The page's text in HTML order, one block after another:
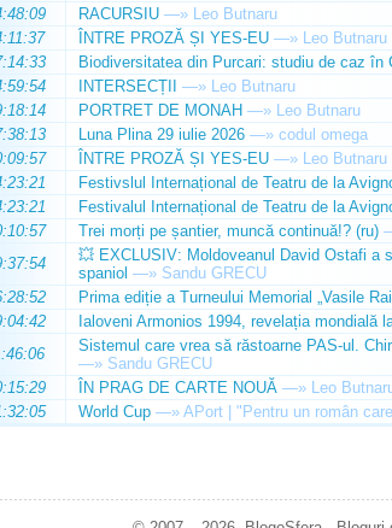
RACURSIU —» Leo Butnaru
ÎNTRE PROZĂ ȘI YES-EU —» Leo Butnaru
Biodiversitatea din Purcari: studiu de caz în
INTERSECȚII —» Leo Butnaru
PORTRET DE MONAH —» Leo Butnaru
Luna Plina 29 iulie 2026 —» codul omega
ÎNTRE PROZĂ ȘI YES-EU —» Leo Butnaru
Festivslul Internațional de Teatru de la
Festivalul Internațional de Teatru de la
Trei morți pe șantier, muncă continuă!? (ru)
💥 EXCLUSIV: Moldoveanul David Ostafi a
spaniol —» Sandu GRECU
Prima ediție a Turneului Memorial „Vasile
Ialoveni Armonios 1994, revelația mondială
Sistemul care vrea să răstoarne PAS-ul.
—» Sandu GRECU
ÎN PRAG DE CARTE NOUĂ —» Leo
World Cup —» APort | "Pentru un român